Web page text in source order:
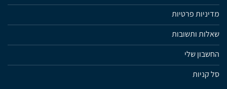
מדיניות פרטיות
שאלות ותשובות
החשבון שלי
סל קניות